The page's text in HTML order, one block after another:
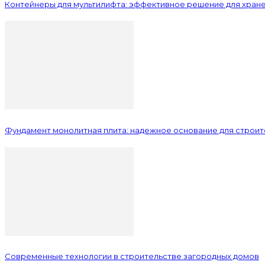
Контейнеры для мультилифта: эффективное решение для
Фундамент монолитная плита: надежное основание для
Современные технологии в строительстве загородных домов